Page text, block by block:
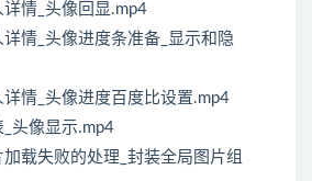
详情_头像回显.mp4
详情_头像进度条准备_显示和隐
详情_头像进度百度比设置.mp4
_头像显示.mp4
加载失败的处理_封装全局图片组